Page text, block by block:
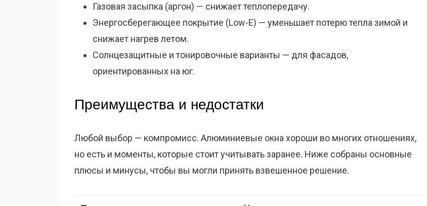
Газовая засыпка (аргон) — снижает теплопередачу.
Энергосберегающее покрытие (Low-E) — уменьшает потерю тепла зимой и
снижает нагрев летом.
Солнцезащитные и тонировочные варианты — для фасадов,
ориентированных на юг.
Преимущества и недостатки
Любой выбор — компромисс. Алюминиевые окна хороши во многих отношениях,
но есть и моменты, которые стоит учитывать заранее. Ниже собраны основные
плюсы и минусы, чтобы вы могли принять взвешенное решение.